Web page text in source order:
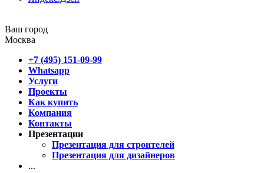
Ваш город
Москва
+7 (495) 151-09-99
Whatsapp
Услуги
Проекты
Как купить
Компания
Контакты
Презентации
Презентация для строителей
Презентация для дизайнеров
...